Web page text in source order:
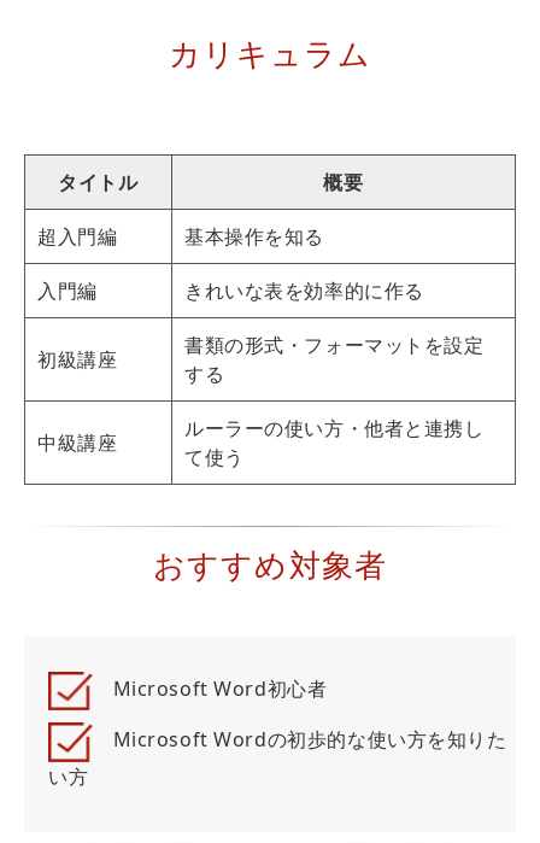
カリキュラム
タイトル 概要
超入門編 基本操作を知る
入門編 きれいな表を効率的に作る
初級講座
書類の形式・フォーマットを設定
する
中級講座
ルーラーの使い方・他者と連携し
て使う
おすすめ対象者
Microsoft Word初心者
Microsoft Wordの初歩的な使い方を知りた
い方